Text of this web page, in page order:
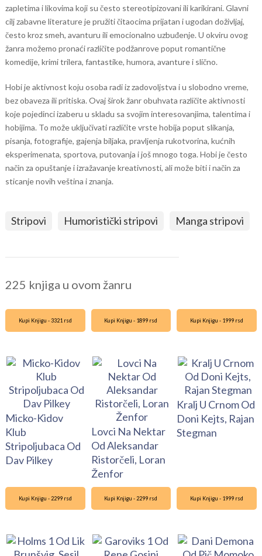
zapletima i likovima koji su često stereotipizovani ili karikirani. Glavni
cilj zabavne literature je pružiti čitaocima prijatan i ugodan doživljaj,
često kroz smeh, avanturu ili emocionalno uzbuđenje. U okviru ovog
žanra možemo pronaći različite podžanrove poput romantične
komedije, krimi trilera, fantastike, humora, avanture i slično.
Hobi je aktivnost koju osoba radi iz zadovoljstva i u slobodno vreme,
bez obaveza ili pritiska. Ovaj širok žanr obuhvata različite aktivnosti
koje pojedinci izaberu u skladu sa svojim interesovanjima, talentima i
hobijima. To može uključivati različite vrste hobija poput slikanja,
pisanja, fotografije, gajenja biljaka, pravljenja rukotvorina, kućnih
eksperimenata, sportova, putovanja i još mnogo toga. Hobi je često
način za opuštanje i izražavanje kreativnosti, ali može biti i način za
sticanje novih veština i znanja.
Stripovi Humoristički stripovi Manga stripovi
225 knjiga u ovom žanru
Kupi Knjigu - 3321 rsd
Micko-Kidov
Klub
Stripoljubaca Od
Dav Pilkey
Kupi Knjigu - 1899 rsd
Lovci Na Nektar
Od Aleksandar
Ristorčeli, Loran
Ženfor
Kupi Knjigu - 1999 rsd
Kralj U Crnom Od
Doni Kejts, Rajan
Stegman
Kupi Knjigu - 2299 rsd Kupi Knjigu - 2299 rsd Kupi Knjigu - 1999 rsd